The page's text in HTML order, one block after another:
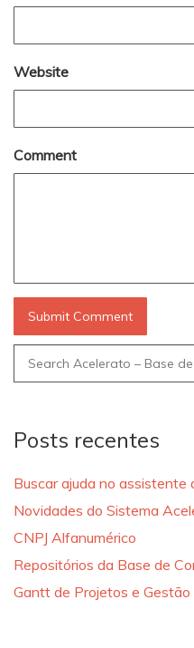
Website
Comment
Search
for:
Posts recentes
Buscar ajuda no assistente
Novidades do Sistema
CNPJ Alfanumérico
Repositórios da Base de
Gantt de Projetos e